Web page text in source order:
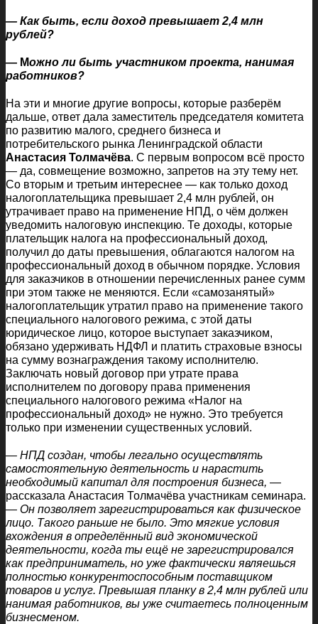
— Как быть, если доход превышает 2,4 млн
рублей?
— Можно ли быть участником проекта, нанимая
работников?
На эти и многие другие вопросы, которые разберём
дальше, ответ дала заместитель председателя комитета
по развитию малого, среднего бизнеса и
потребительского рынка Ленинградской области
Анастасия Толмачёва. С первым вопросом всё просто
— да, совмещение возможно, запретов на эту тему нет.
Со вторым и третьим интереснее — как только доход
налогоплательщика превышает 2,4 млн рублей, он
утрачивает право на применение НПД, о чём должен
уведомить налоговую инспекцию. Те доходы, которые
плательщик налога на профессиональный доход,
получил до даты превышения, облагаются налогом на
профессиональный доход в обычном порядке. Условия
для заказчиков в отношении перечисленных ранее сумм
при этом также не меняются. Если «самозанятый»
налогоплательщик утратил право на применение такого
специального налогового режима, с этой даты
юридическое лицо, которое выступает заказчиком,
обязано удерживать НДФЛ и платить страховые взносы
на сумму вознаграждения такому исполнителю.
Заключать новый договор при утрате права
исполнителем по договору права применения
специального налогового режима «Налог на
профессиональный доход» не нужно. Это требуется
только при изменении существенных условий.
— НПД создан, чтобы легально осуществлять
самостоятельную деятельность и нарастить
необходимый капитал для построения бизнеса, —
рассказала Анастасия Толмачёва участникам семинара.
— Он позволяет зарегистрироваться как физическое
лицо. Такого раньше не было. Это мягкие условия
вхождения в определённый вид экономической
деятельности, когда ты ещё не зарегистрировался
как предприниматель, но уже фактически являешься
полностью конкурентоспособным поставщиком
товаров и услуг. Превышая планку в 2,4 млн рублей или
нанимая работников, вы уже считаетесь полноценным
бизнесменом.